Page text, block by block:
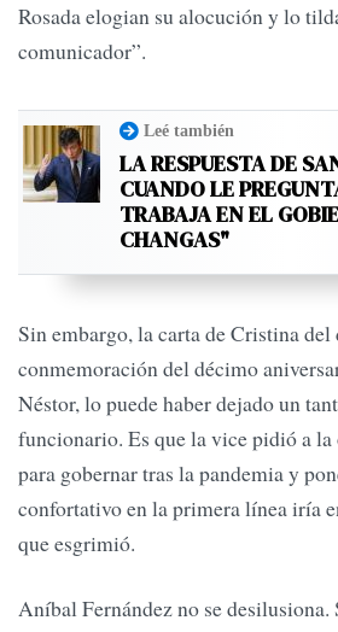
Rosada elogian su alocución y lo
comunicador”.
Leé también
LA RESPUESTA DE
CUANDO LE
TRABAJA EN EL
CHANGAS"
Sin embargo, la carta de Cristina
conmemoración del décimo
Néstor, lo puede haber dejado un
funcionario. Es que la vice pidió a
para gobernar tras la pandemia y
confortativo en la primera línea iría
que esgrimió.
Aníbal Fernández no se desilusiona.